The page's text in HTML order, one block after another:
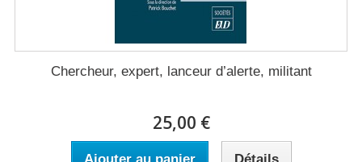
Chercheur, expert, lanceur d’alerte, militant
25,00 €